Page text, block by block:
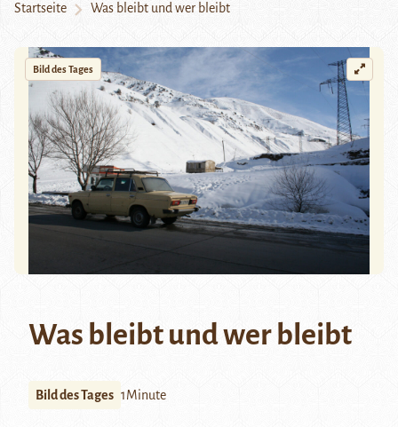
Startseite Was bleibt und wer bleibt
Bild des Tages
Was bleibt und wer bleibt
Bild des Tages 1Minute